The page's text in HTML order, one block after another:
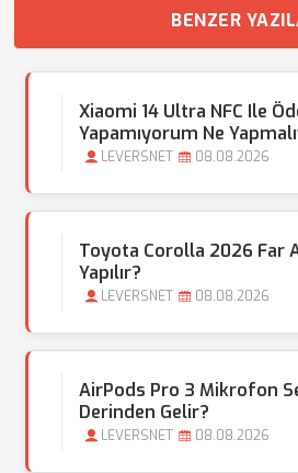
BENZER
Xiaomi 14 Ultra NFC Ile
Yapamıyorum Ne
LEVERSNET 08.08.2026
Toyota Corolla 2026 Far
Yapılır?
LEVERSNET 08.08.2026
AirPods Pro 3 Mikrofon
Derinden Gelir?
LEVERSNET 08.08.2026